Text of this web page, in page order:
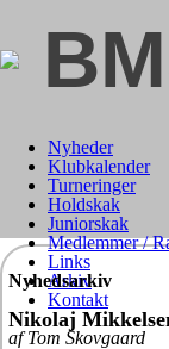
Nyheder
Klubkalender
Turneringer
Holdskak
Juniorskak
Medlemmer /
Links
Arkiv
Kontakt
Nyhedsarkiv
Nikolaj
af Tom Skovgaard